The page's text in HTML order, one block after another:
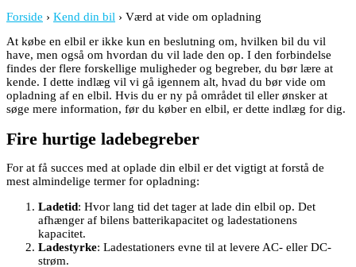
Forside › Kend din bil › Værd at vide om opladning
At købe en elbil er ikke kun en beslutning om, hvilken bil du vil
have, men også om hvordan du vil lade den op. I den forbindelse
findes der flere forskellige muligheder og begreber, du bør lære at
kende. I dette indlæg vil vi gå igennem alt, hvad du bør vide om
opladning af en elbil. Hvis du er ny på området til eller ønsker at
søge mere information, før du køber en elbil, er dette indlæg for dig.
Fire hurtige ladebegreber
For at få succes med at oplade din elbil er det vigtigt at forstå de
mest almindelige termer for opladning:
Ladetid: Hvor lang tid det tager at lade din elbil op. Det
afhænger af bilens batterikapacitet og ladestationens
kapacitet.
Ladestyrke: Ladestationers evne til at levere AC- eller DC-
strøm.